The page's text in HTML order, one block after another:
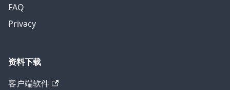
FAQ
Privacy
资料下载
客户端软件